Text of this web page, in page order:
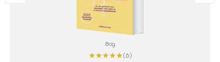
Bog
★★★★★(6)